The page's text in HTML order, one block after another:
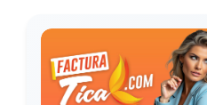
La Contraloría General de la
eficiencia, previsto en el
con la disponibilidad de sus